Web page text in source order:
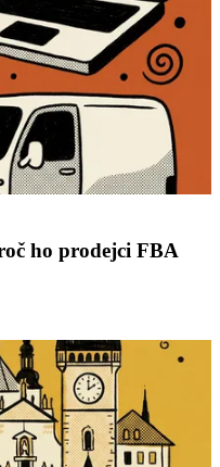
s Eurofiscalis
ho prodejci FBA